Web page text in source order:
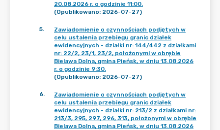
20.08.2026 r. o godzinie 11:00.
(Opublikowano: 2026-07-27)
5.
Zawiadomienie o czynnościach podjętych w
celu ustalenia przebiegu granic działek
ewidencyjnych - działki nr: 144/442 z działkami
nr: 22/2, 23/1, 23/2, położonymi w obrębie
Bielawa Dolna, gmina Pieńsk, w dniu 13.08.2026
r. o godzinie 9:30.
(Opublikowano: 2026-07-27)
6.
Zawiadomienie o czynnościach podjętych w
celu ustalenia przebiegu granic działek
ewidencyjnych - działki nr: 213/2 z działkami nr:
213/3, 295, 297, 296, 313, położonymi w obrębie
Bielawa Dolna, gmina Pieńsk, w dniu 13.08.2026